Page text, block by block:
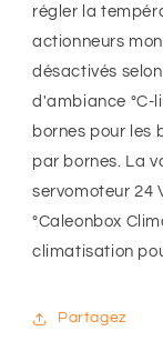
régler la
actionneurs
désactivés
d'ambiance °C-
bornes pour les
par bornes. La
servomoteur 24
°Caleonbox
climatisation
Partagez